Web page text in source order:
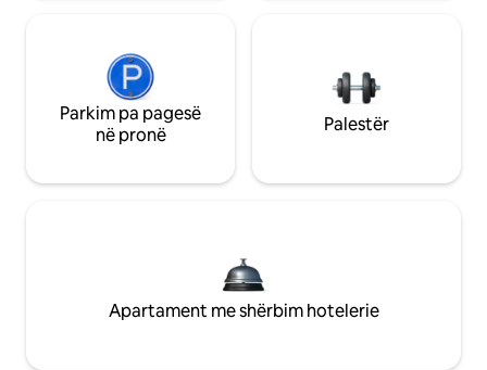
Parkim pa pagesë
në pronë
Palestër
Apartament me shërbim hotelerie